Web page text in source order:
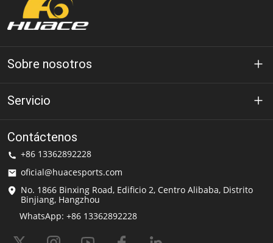
Sobre nosotros
Acerca de Huace
Solución
Servicio
política de privacidad
Condiciones de uso
Servicio de envío
preguntas frecuentes
Contáctenos
+86 13362892228
oficial@huacesports.com
No. 1866 Binxing Road, Edificio 2, Centro Alibaba, Distrito
Binjiang, Hangzhou
WhatsApp: +86 13362892228